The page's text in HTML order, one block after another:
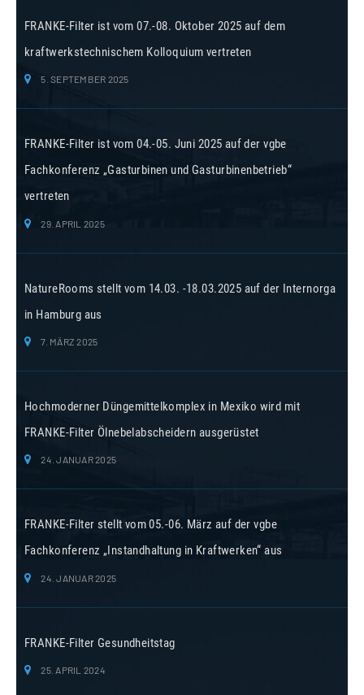
FRANKE-Filter ist vom 07.-08. Oktober 2025 auf dem
kraftwerkstechnischem Kolloquium vertreten
5. SEPTEMBER 2025
FRANKE-Filter ist vom 04.-05. Juni 2025 auf der vgbe
Fachkonferenz „Gasturbinen und Gasturbinenbetrieb“
vertreten
29. APRIL 2025
NatureRooms stellt vom 14.03. -18.03.2025 auf der Internorga
in Hamburg aus
7. MÄRZ 2025
Hochmoderner Düngemittelkomplex in Mexiko wird mit
FRANKE-Filter Ölnebelabscheidern ausgerüstet
24. JANUAR 2025
FRANKE-Filter stellt vom 05.-06. März auf der vgbe
Fachkonferenz „Instandhaltung in Kraftwerken“ aus
24. JANUAR 2025
FRANKE-Filter Gesundheitstag
25. APRIL 2024